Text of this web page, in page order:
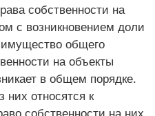
собственности на
с возникновением доли
имущество общего
на объекты
в общем порядке.
них относятся к